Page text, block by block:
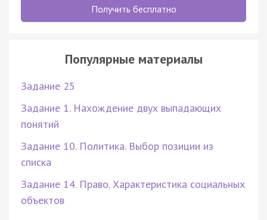
Получить бесплатно
Популярные материалы
Задание 25
Задание 1. Нахождение двух выпадающих
понятий
Задание 10. Политика. Выбор позиции из
списка
Задание 14. Право. Характеристика социальных
объектов